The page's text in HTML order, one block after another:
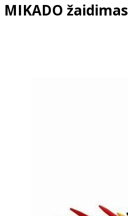
MIKADO žaidimas